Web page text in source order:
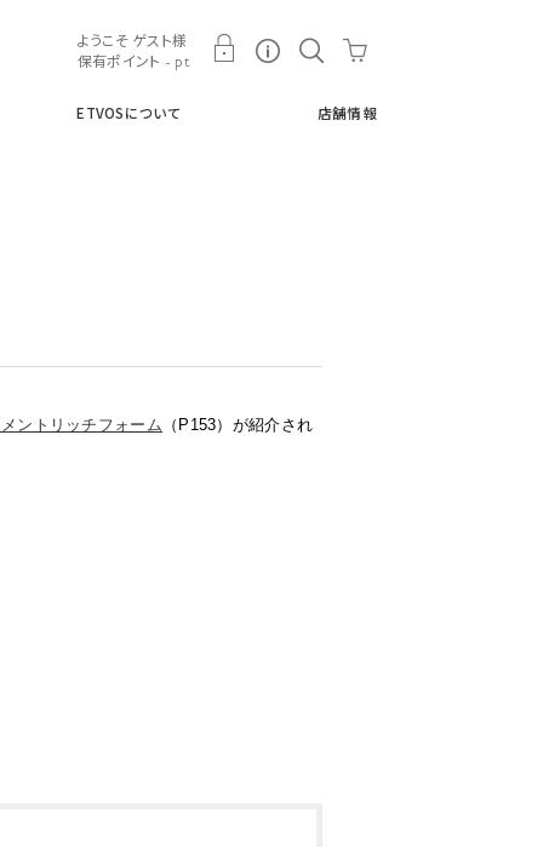
ETVOSについて 店舗情報
ようこそ ゲスト様
保有ポイント - pt
メントリッチフォーム （P153）が紹介され